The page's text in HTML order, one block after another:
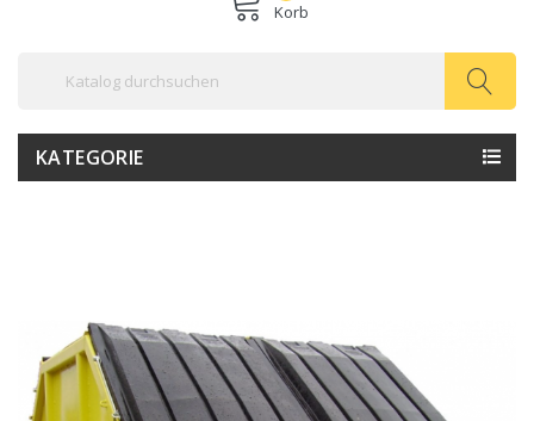
Korb
KATEGORIE